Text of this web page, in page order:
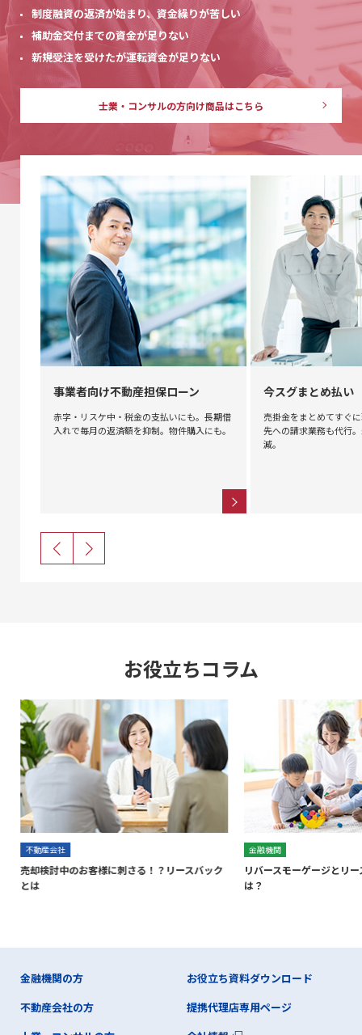
制度融資の返済が始まり、資金繰りが苦しい
補助金交付までの資金が足りない
新規受注を受けたが運転資金が足りない
士業・コンサルの方向け商品はこちら
事業者向け不動産担保ローン
赤字・リスケ中・税金の支払いにも。長期借
入れで毎月の返済額を抑制。物件購入にも。
今スグまとめ払い
売掛金をまとめてすぐ
先への請求業務も代行
減。
お役立ちコラム
不動産会社
売却検討中のお客様に刺さる！？リースバック
とは
金融機関
リバースモーゲージとリ
は？
金融機関の方
不動産会社の方
お役立ち資料ダウンロード
提携代理店専用ページ